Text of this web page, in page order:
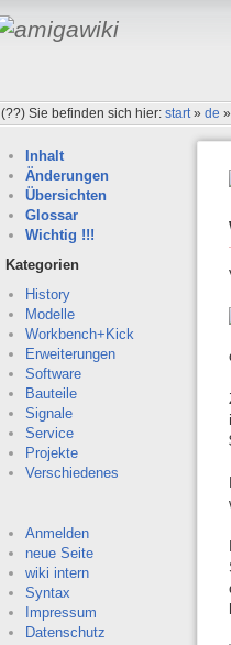
(??)Sie befinden sich hier:start»de
Inhalt
Änderungen
Übersichten
Glossar
Wichtig !!!
Kategorien
History
Modelle
Workbench+Kick
Erweiterungen
Software
Bauteile
Signale
Service
Projekte
Verschiedenes
Anmelden
neue Seite
wiki intern
Syntax
Impressum
Datenschutz